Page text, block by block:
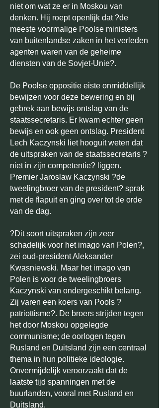
niet om wat ze er in Moskou van
denken. Hij roept openlijk dat ?de
meeste voormalige Poolse ministers
van buitenlandse zaken in het verleden
agenten waren van de geheime
diensten van de Sovjet-Unie?.
De Poolse oppositie eiste onmiddellijk
bewijzen voor deze bewering en bij
gebrek aan bewijs ontslag van de
staatssecretaris. Er kwam echter geen
bewijs en ook geen ontslag. President
Lech Kaczynski liet hooguit weten dat
de uitspraken van de staatssecretaris ?
niet in zijn competentie? liggen.
Premier Jaroslaw Kaczynski ?de
tweelingbroer van de president? sprak
met de flapuit en ging over tot de orde
van de dag.
?Dit soort uitspraken zijn zeer
schadelijk voor het imago van Polen?,
zei oud-president Aleksander
Kwasniewski. Maar het imago van
Polen is voor de tweelingbroers
Kaczynski van ondergeschikt belang.
Zij varen een koers van Pools ?
patriottisme?. De broers strijden tegen
het door Moskou opgelegde
communisme; de oorlogen tegen
Rusland en Duitsland zijn een centraal
thema in hun politieke ideologie.
Onvermijdelijk veroorzaakt dat de
laatste tijd spanningen met de
buurlanden, vooral met Rusland en
Duitsland.